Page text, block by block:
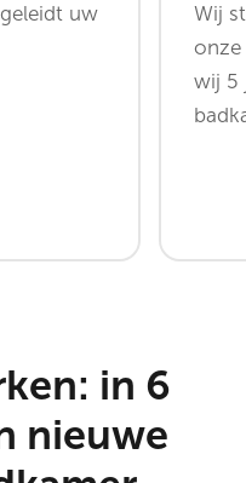
uw
Wij
onze
wij 5
in 6
nieuwe